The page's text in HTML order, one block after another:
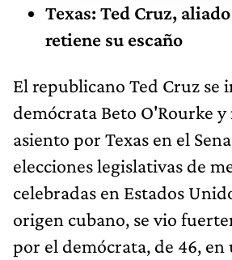
Texas: Ted Cruz,
retiene su escaño
El republicano Ted Cruz se
demócrata Beto O'Rourke
asiento por Texas en el
elecciones legislativas de
celebradas en Estados
origen cubano, se vio
por el demócrata, de 46, en